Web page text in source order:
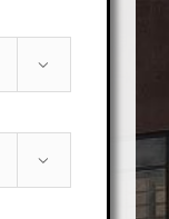

